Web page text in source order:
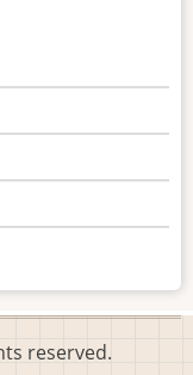
reserved.